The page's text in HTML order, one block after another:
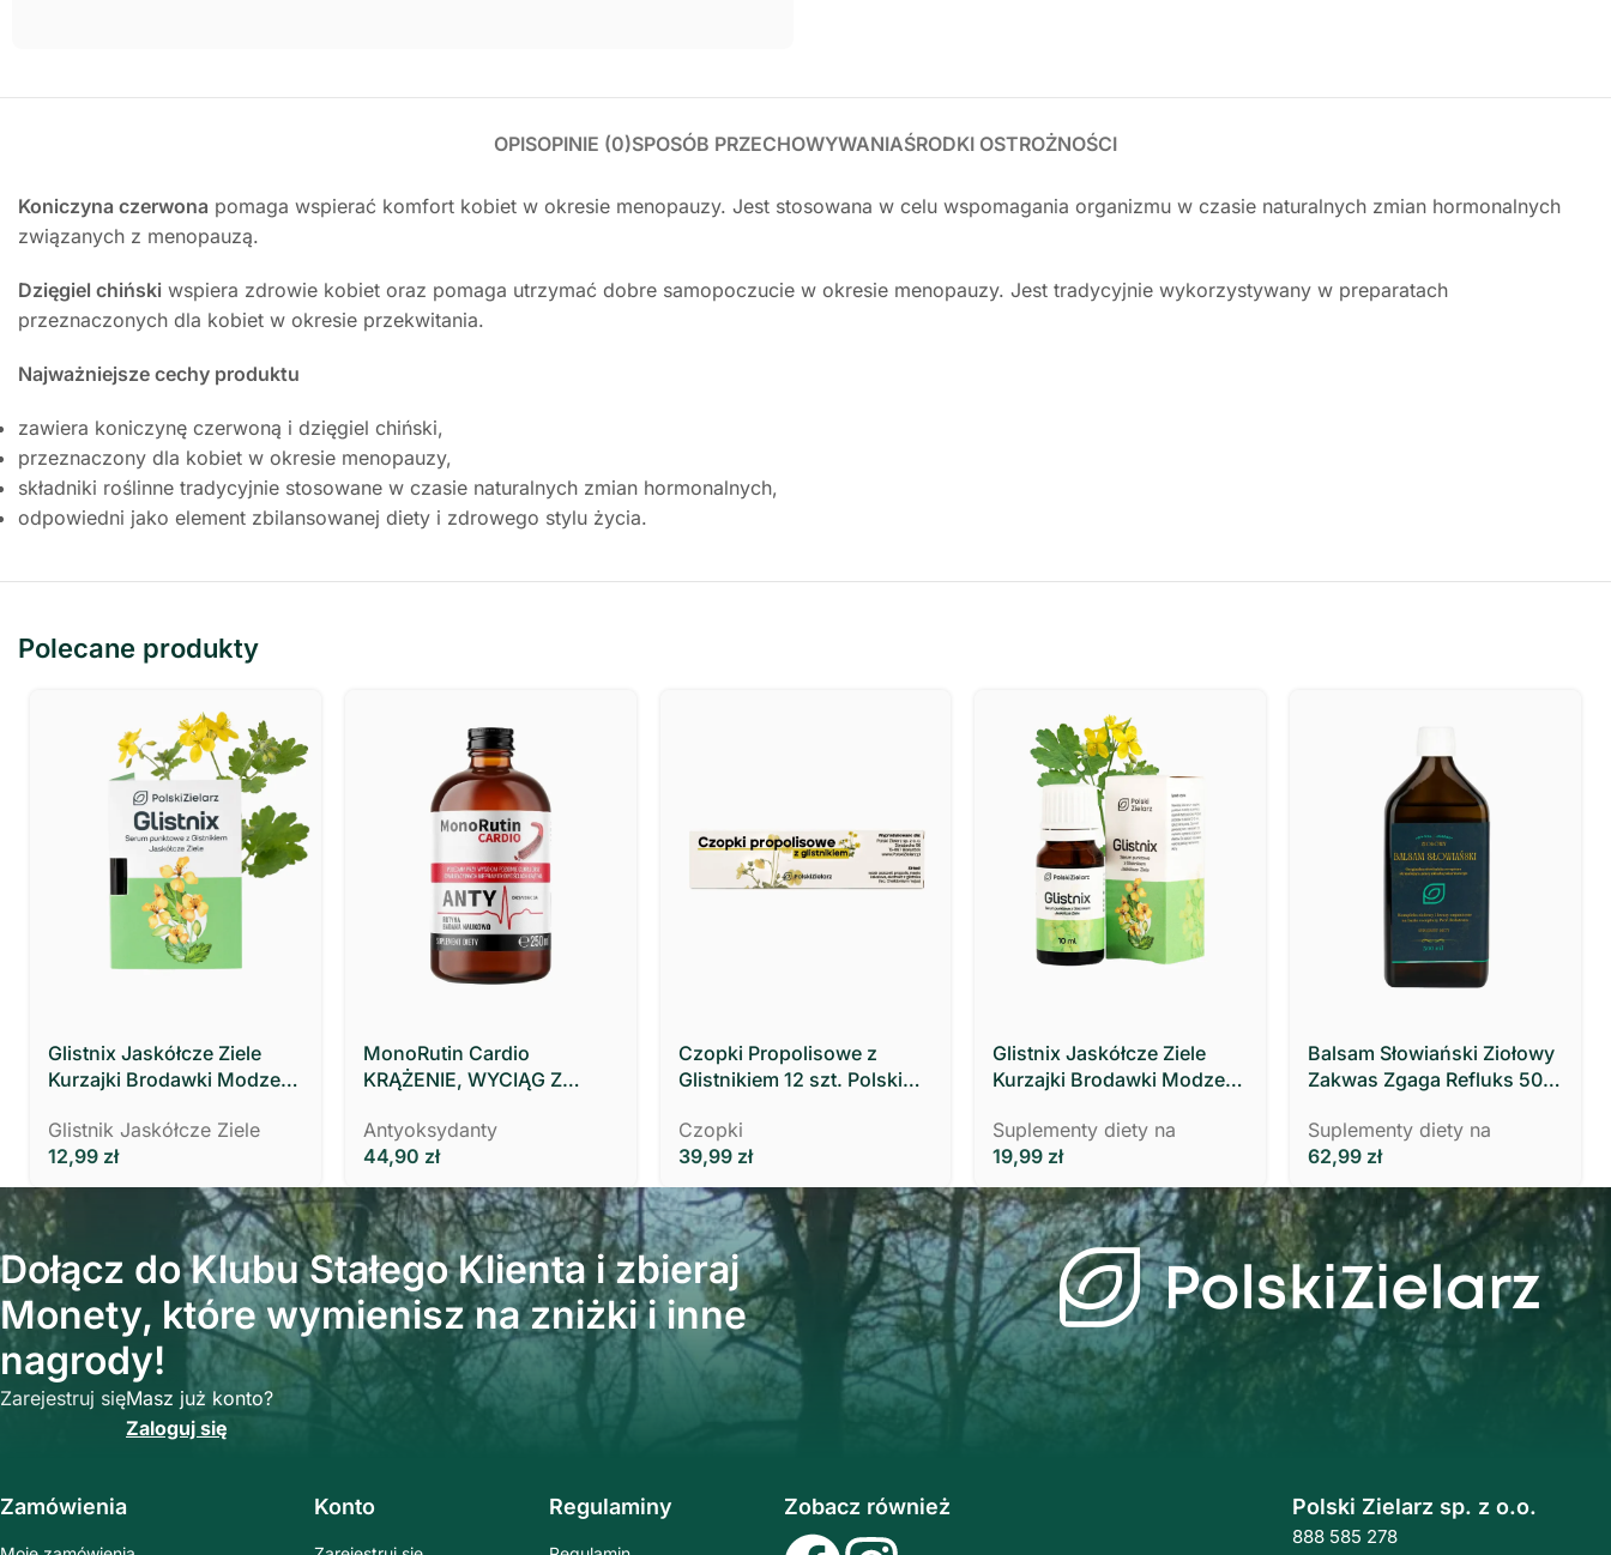
OPISOPINIE (0)SPOSÓB PRZECHOWYWANIAŚRODKI OSTROŻNOŚCI
Koniczyna czerwona pomaga wspierać komfort kobiet w okresie menopauzy. Jest stosowana w celu wspomagania organizmu w czasie naturalnych zmian hormonalnych
związanych z menopauzą.
Dzięgiel chiński wspiera zdrowie kobiet oraz pomaga utrzymać dobre samopoczucie w okresie menopauzy. Jest tradycyjnie wykorzystywany w preparatach
przeznaczonych dla kobiet w okresie przekwitania.
Najważniejsze cechy produktu
zawiera koniczynę czerwoną i dzięgiel chiński,
przeznaczony dla kobiet w okresie menopauzy,
składniki roślinne tradycyjnie stosowane w czasie naturalnych zmian hormonalnych,
odpowiedni jako element zbilansowanej diety i zdrowego stylu życia.
Polecane produkty
Glistnix Jaskółcze Ziele
Kurzajki Brodawki Modzele
Glistnik Jaskółcze Ziele
12,99 zł
MonoRutin Cardio
KRĄŻENIE, WYCIĄG Z
Antyoksydanty
44,90 zł
Czopki Propolisowe z
Glistnikiem 12 szt. Polski
Czopki
39,99 zł
Glistnix Jaskółcze Ziele
Kurzajki Brodawki Modzele
Suplementy diety na
19,99 zł
Balsam Słowiański Ziołowy
Zakwas Zgaga Refluks 500
Suplementy diety na
62,99 zł
Dołącz do Klubu Stałego Klienta i zbieraj
Monety, które wymienisz na zniżki i inne
nagrody!
Zarejestruj sięMasz już konto?
Zaloguj się
Zamówienia Konto Regulaminy Zobacz również Polski Zielarz sp. z o.o.
888 585 278